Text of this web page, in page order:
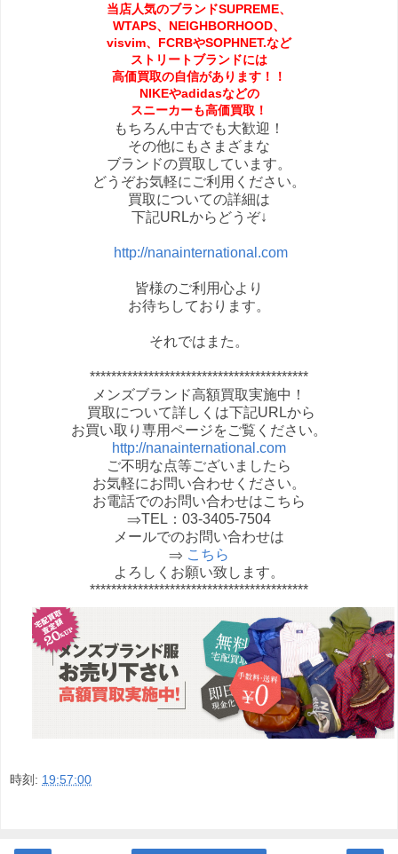
当店人気のブランドSUPREME、
WTAPS、NEIGHBORHOOD、
visvim、FCRBやSOPHNET.など
ストリートブランドには
高価買取の自信があります！！
NIKEやadidasなどの
スニーカーも高価買取！
もちろん中古でも大歓迎！
その他にもさまざまな
ブランドの買取しています。
どうぞお気軽にご利用ください。
買取についての詳細は
下記URLからどうぞ↓
http://nanainternational.com
皆様のご利用心より
お待ちしております。
それではまた。
*****************************************
メンズブランド高額買取実施中！
買取について詳しくは下記URLから
お買い取り専用ページをご覧ください。
http://nanainternational.com
ご不明な点等ございましたら
お気軽にお問い合わせください。
お電話でのお問い合わせはこちら
⇒TEL：03-3405-7504
メールでのお問い合わせは
⇒ こちら
よろしくお願い致します。
*****************************************
時刻: 19:57:00